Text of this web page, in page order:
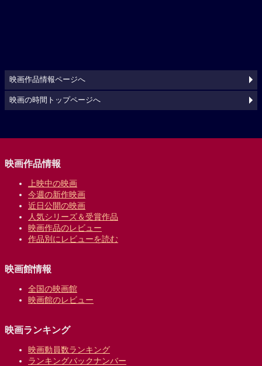
映画作品情報ページへ
映画の時間トップページへ
映画作品情報
上映中の映画
今週の新作映画
近日公開の映画
人気シリーズ＆受賞作品
映画作品のレビュー
作品別にレビューを読む
映画館情報
全国の映画館
映画館のレビュー
映画ランキング
映画動員数ランキング
ランキングバックナンバー